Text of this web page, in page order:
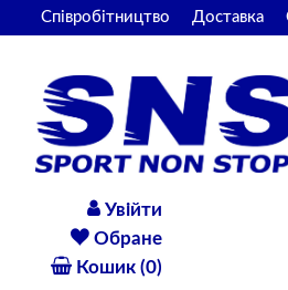
Співробітництво Доставка
Увійти
Обране
Кошик (0)